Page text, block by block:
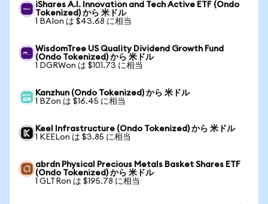
iShares A.I. Innovation and Tech Active ETF (Ondo
Tokenized) から 米ドル
1 BAIon は $43.68 に相当
WisdomTree US Quality Dividend Growth Fund
(Ondo Tokenized) から 米ドル
1 DGRWon は $101.73 に相当
Kanzhun (Ondo Tokenized) から 米ドル
1 BZon は $16.45 に相当
Keel Infrastructure (Ondo Tokenized) から 米ドル
1 KEELon は $3.85 に相当
abrdn Physical Precious Metals Basket Shares ETF
(Ondo Tokenized) から 米ドル
1 GLTRon は $195.78 に相当